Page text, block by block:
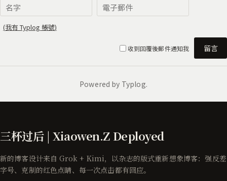
三杯过后 | Xiaowen.Z Deployed
新的博客设计来自 Grok + Kimi，以杂志的版式重新想象博客：强反差
字号、克制的红色点睛、每一次点击都有回应。